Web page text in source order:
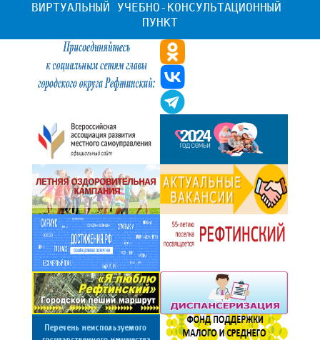
ВИРТУАЛЬНЫЙ УЧЕБНО-КОНСУЛЬТАЦИОННЫЙ
ПУНКТ